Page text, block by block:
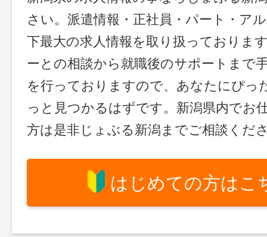
さい。派遣情報・正社員・パート・ア
下最大の求人情報を取り扱っておりま
ーとの相談から就職後のサポートまで
を行っておりますので、あなたにぴっ
っと見つかるはずです。新潟県内でお
方は是非じょぶる新潟までご相談くだ
はじめての方はこ